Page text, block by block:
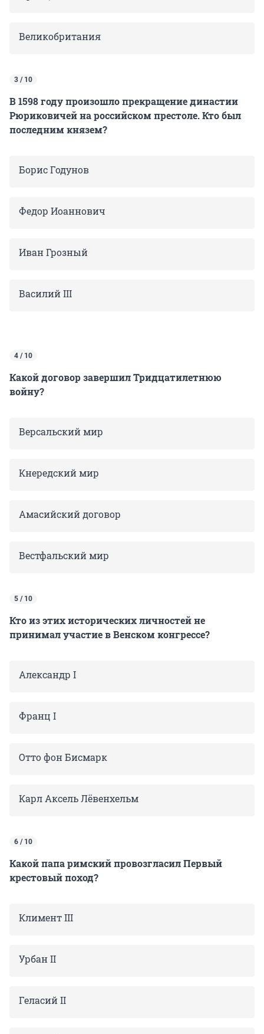
Великобритания
3 / 10
В 1598 году произошло прекращение династии
Рюриковичей на российском престоле. Кто был
последним князем?
Борис Годунов
Федор Иоаннович
Иван Грозный
Василий III
4 / 10
Какой договор завершил Тридцатилетнюю
войну?
Версальский мир
Кнередский мир
Амасийский договор
Вестфальский мир
5 / 10
Кто из этих исторических личностей не
принимал участие в Венском конгрессе?
Александр I
Франц I
Отто фон Бисмарк
Карл Аксель Лёвенхельм
6 / 10
Какой папа римский провозгласил Первый
крестовый поход?
Климент III
Урбан II
Геласий II